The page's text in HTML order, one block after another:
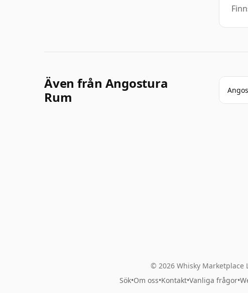
Även från Angostura
Rum
© 2026 Whisky Marketplace
Sök•Om oss•Kontakt•Vanliga frågor•